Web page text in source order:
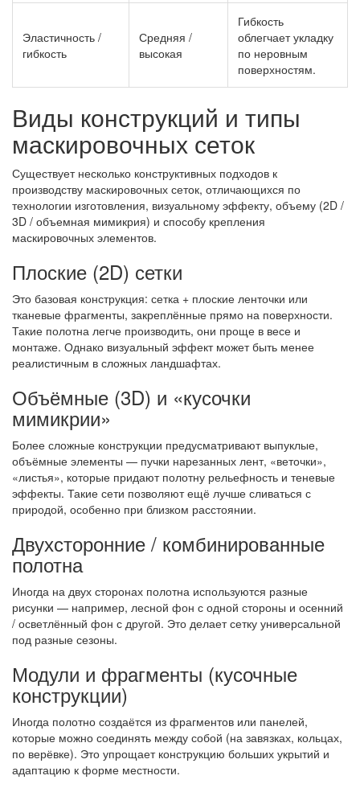
Эластичность /
гибкость
Средняя /
высокая
Гибкость
облегчает укладку
по неровным
поверхностям.
Виды конструкций и типы
маскировочных сеток
Существует несколько конструктивных подходов к
производству маскировочных сеток, отличающихся по
технологии изготовления, визуальному эффекту, объему (2D /
3D / объемная мимикрия) и способу крепления
маскировочных элементов.
Плоские (2D) сетки
Это базовая конструкция: сетка + плоские ленточки или
тканевые фрагменты, закреплённые прямо на поверхности.
Такие полотна легче производить, они проще в весе и
монтаже. Однако визуальный эффект может быть менее
реалистичным в сложных ландшафтах.
Объёмные (3D) и «кусочки
мимикрии»
Более сложные конструкции предусматривают выпуклые,
объёмные элементы — пучки нарезанных лент, «веточки»,
«листья», которые придают полотну рельефность и теневые
эффекты. Такие сети позволяют ещё лучше сливаться с
природой, особенно при близком расстоянии.
Двухсторонние / комбинированные
полотна
Иногда на двух сторонах полотна используются разные
рисунки — например, лесной фон с одной стороны и осенний
/ осветлённый фон с другой. Это делает сетку универсальной
под разные сезоны.
Модули и фрагменты (кусочные
конструкции)
Иногда полотно создаётся из фрагментов или панелей,
которые можно соединять между собой (на завязках, кольцах,
по верёвке). Это упрощает конструкцию больших укрытий и
адаптацию к форме местности.